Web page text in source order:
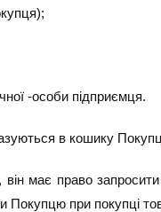
-особи підприємця.
в кошику
має право запросити
при покупці